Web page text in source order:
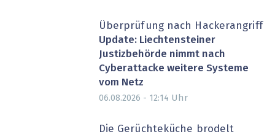
Überprüfung nach Hackerangriff
Update: Liechtensteiner
Justizbehörde nimmt nach
Cyberattacke weitere Systeme
vom Netz
06.08.2026 - 12:14 Uhr
Die Gerüchteküche brodelt